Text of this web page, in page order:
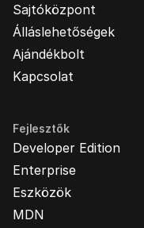
Sajtóközpont
Álláslehetőségek
Ajándékbolt
Kapcsolat
Fejlesztők
Developer Edition
Enterprise
Eszközök
MDN